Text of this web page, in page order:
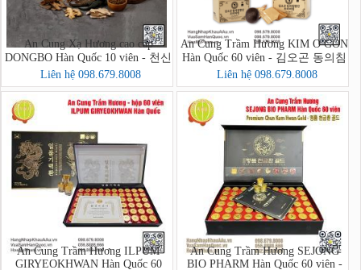
An Cung Xạ Hương cao cấp
DONGBO Hàn Quốc 10 viên - 천신
단 - Heaven's Body Gold Blackdan
Liên hệ 098.679.8008
An Cung Trầm Hương KIM O GON
Hàn Quốc 60 viên - 김오곤 동의침
향단 프리미엄
Liên hệ 098.679.8008
An Cung Trầm Hương ILPUM
GIRYEOKHWAN Hàn Quốc 60
An Cung Trầm Hương SEJONG
BIO PHARM Hàn Quốc 60 viên -